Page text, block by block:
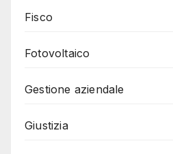
Fisco
Fotovoltaico
Gestione aziendale
Giustizia